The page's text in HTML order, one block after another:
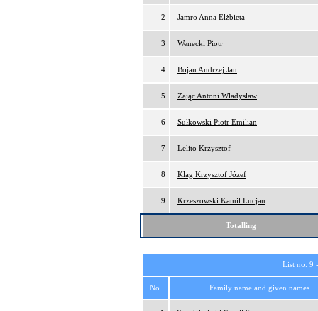
2 Jamro Anna Elżbieta
3 Wenecki Piotr
4 Bojan Andrzej Jan
5 Zając Antoni Władysław
6 Sułkowski Piotr Emilian
7 Lelito Krzysztof
8 Klag Krzysztof Józef
9 Krzeszowski Kamil Lucjan
Totalling
List no. 9
No. Family name and given names